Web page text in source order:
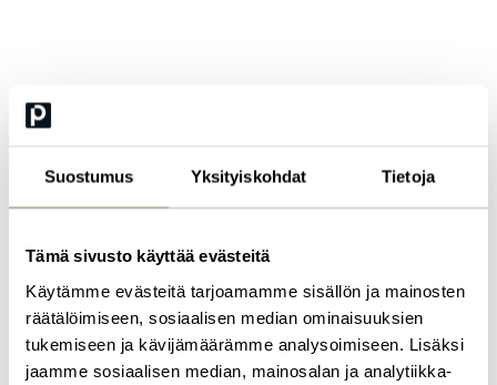
Suostumus Yksityiskohdat Tietoja
Tämä sivusto käyttää evästeitä
Käytämme evästeitä tarjoamamme sisällön ja mainosten
räätälöimiseen, sosiaalisen median ominaisuuksien
tukemiseen ja kävijämäärämme analysoimiseen. Lisäksi
jaamme sosiaalisen median, mainosalan ja analytiikka-
Marian tunnustukset:
vuodesta 2023 lähtien.
luokituksessa vuonna 2022.
Voittanut Euromoney Legal Media Groupin Europe Rising Star
Awards -palkinnon Suomen maakohtaisessa kategoriassa vuonna
2019.